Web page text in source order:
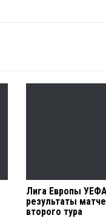
Лига Европы
результаты
второго тура